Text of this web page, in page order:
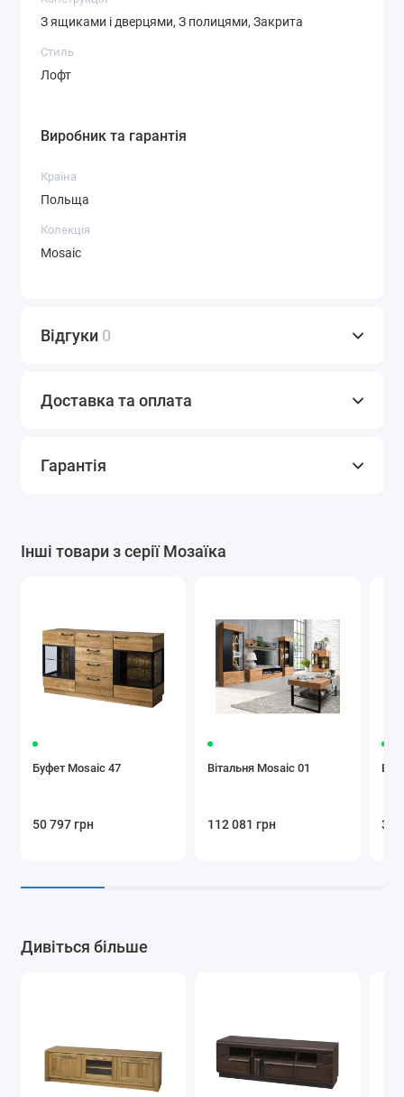
З ящиками і дверцями, З полицями, Закрита
Стиль
Лофт
Виробник та гарантія
Країна
Польща
Колекція
Mosaic
Відгуки 0
Доставка та оплата
Гарантія
Інші товари з серії Мозаїка
Буфет Mosaic 47
50 797 грн
Вітальня Mosaic 01
112 081 грн 39
Дивіться більше